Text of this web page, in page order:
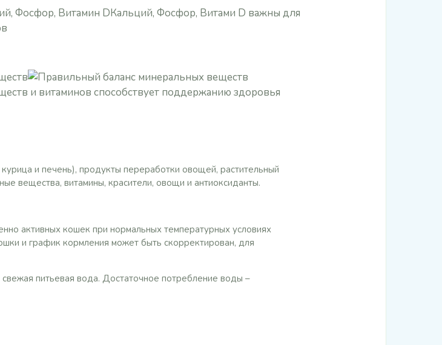
Кальций, Фосфор, Витами D важны для
и витаминов способствует поддержанию здоровья
и печень), продукты переработки овощей, растительный
вещества, витамины, красители, овощи и антиоксиданты.
активных кошек при нормальных температурных условиях
и график кормления может быть скорректирован, для
питьевая вода. Достаточное потребление воды –